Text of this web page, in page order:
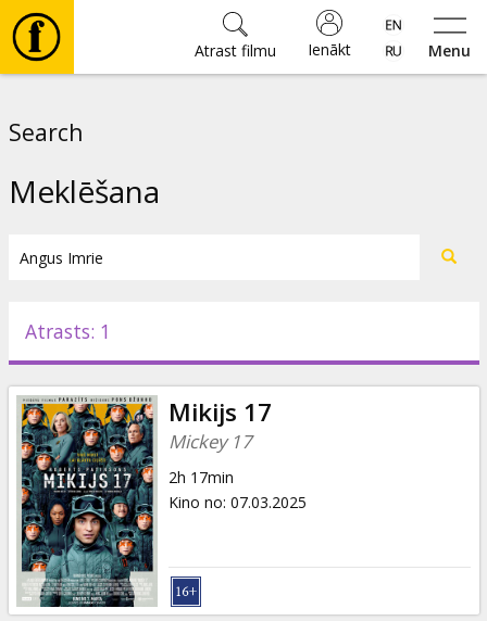
Menu
Ienākt
Atrast filmu
Pasākumi
Ziņas
Dāvanu
kartes
Uzkodas
Search
Meklēšana
Atrasts: 1
Mikijs 17
Mickey 17
2h 17min
Kino no: 07.03.2025